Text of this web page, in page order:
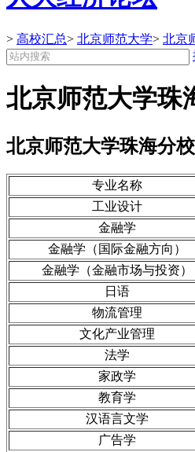
> 高校汇总> 北京师范大学> 北京
北京师范大学珠
北京师范大学珠海分
专业名称
工业设计
金融学
金融学（国际金融方向）
金融学（金融市场与投资）
日语
物流管理
文化产业管理
法学
家政学
教育学
汉语言文学
广告学